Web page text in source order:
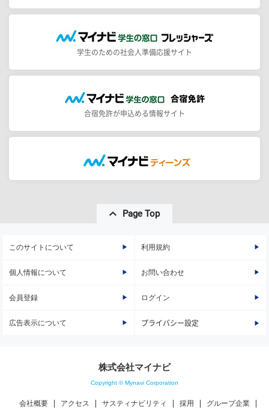
学生のための社会人準備応援サイト
合宿免許が申込める情報サイト
Page Top
このサイトについて 利用規約
個人情報について お問い合わせ
会員登録 ログイン
広告表示について プライバシー設定
株式会社マイナビ
Copyright © Mynavi Corporation
会社概要 アクセス サスティナビリティ 採用 グループ企業